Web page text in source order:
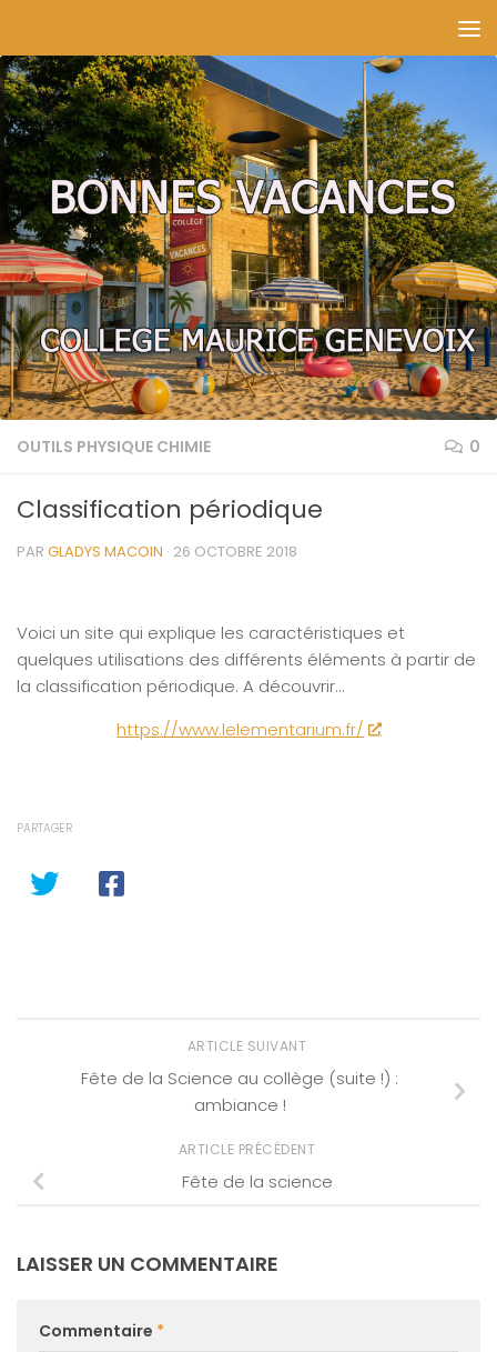
OUTILS PHYSIQUE CHIMIE 0
Classification périodique
PAR GLADYS MACOIN · 26 OCTOBRE 2018
Voici un site qui explique les caractéristiques et
quelques utilisations des différents éléments à partir de
la classification périodique. A découvrir…
https://www.lelementarium.fr/
PARTAGER
ARTICLE SUIVANT
Fête de la Science au collège (suite !) :
ambiance !
ARTICLE PRÉCÉDENT
Fête de la science
LAISSER UN COMMENTAIRE
Commentaire *